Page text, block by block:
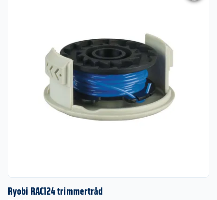
Ryobi RAC124 trimmertråd